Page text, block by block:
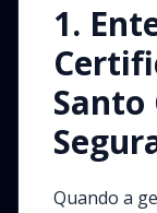
1.
Santo
Quando a